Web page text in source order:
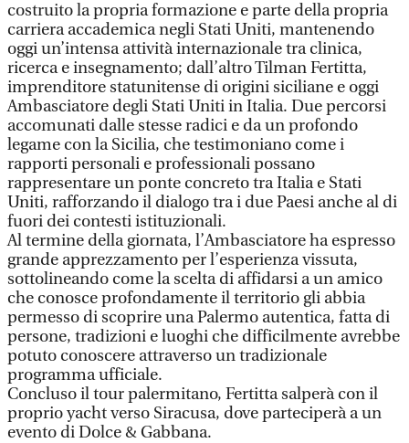
costruito la propria formazione e parte della propria
carriera accademica negli Stati Uniti, mantenendo
oggi un’intensa attività internazionale tra clinica,
ricerca e insegnamento; dall’altro Tilman Fertitta,
imprenditore statunitense di origini siciliane e oggi
Ambasciatore degli Stati Uniti in Italia. Due percorsi
accomunati dalle stesse radici e da un profondo
legame con la Sicilia, che testimoniano come i
rapporti personali e professionali possano
rappresentare un ponte concreto tra Italia e Stati
Uniti, rafforzando il dialogo tra i due Paesi anche al di
fuori dei contesti istituzionali.
Al termine della giornata, l’Ambasciatore ha espresso
grande apprezzamento per l’esperienza vissuta,
sottolineando come la scelta di affidarsi a un amico
che conosce profondamente il territorio gli abbia
permesso di scoprire una Palermo autentica, fatta di
persone, tradizioni e luoghi che difficilmente avrebbe
potuto conoscere attraverso un tradizionale
programma ufficiale.
Concluso il tour palermitano, Fertitta salperà con il
proprio yacht verso Siracusa, dove parteciperà a un
evento di Dolce & Gabbana.